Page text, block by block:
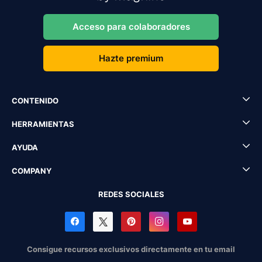
Acceso para colaboradores
Hazte premium
CONTENIDO
HERRAMIENTAS
AYUDA
COMPANY
REDES SOCIALES
Consigue recursos exclusivos directamente en tu email